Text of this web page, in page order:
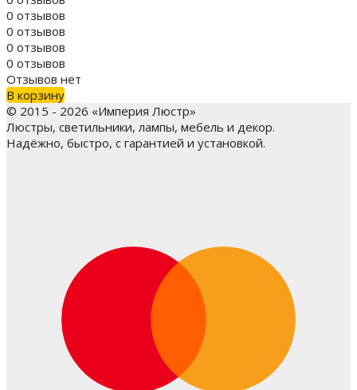
0 отзывов
0 отзывов
0 отзывов
0 отзывов
Отзывов нет
В корзину
© 2015 - 2026 «Империя Люстр»
Люстры, светильники, лампы, мебель и декор.
Надёжно, быстро, с гарантией и установкой.